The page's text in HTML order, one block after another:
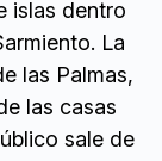
islas dentro
La
las Palmas,
las casas
sale de